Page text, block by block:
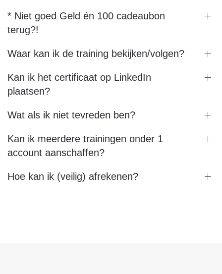
* Niet goed Geld én 100 cadeaubon
terug?!
Waar kan ik de training bekijken/volgen?
Kan ik het certificaat op LinkedIn
plaatsen?
Wat als ik niet tevreden ben?
Kan ik meerdere trainingen onder 1
account aanschaffen?
Hoe kan ik (veilig) afrekenen?